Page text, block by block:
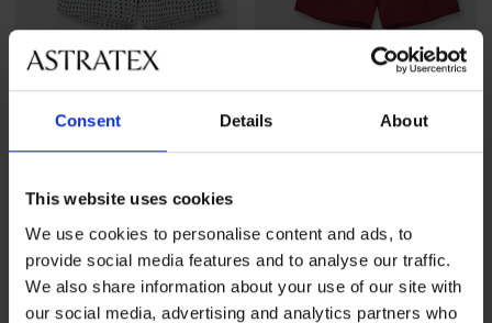
Consent Details About
This website uses cookies
We use cookies to personalise content and ads, to
provide social media features and to analyse our traffic.
We also share information about your use of our site with
our social media, advertising and analytics partners who
-25 % ALL25
alsónadrág
10 890 Ft
8 170 FtkódALL25
-30%